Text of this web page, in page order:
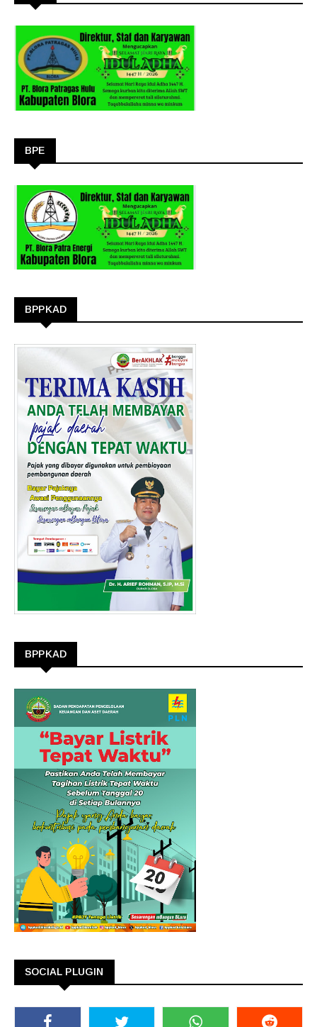
BPE
BPPKAD
BPPKAD
SOCIAL PLUGIN